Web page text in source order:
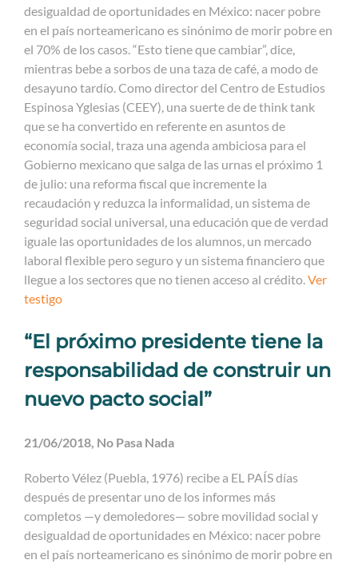
desigualdad de oportunidades en México: nacer pobre
en el país norteamericano es sinónimo de morir pobre en
el 70% de los casos. “Esto tiene que cambiar”, dice,
mientras bebe a sorbos de una taza de café, a modo de
desayuno tardío. Como director del Centro de Estudios
Espinosa Yglesias (CEEY), una suerte de de think tank
que se ha convertido en referente en asuntos de
economía social, traza una agenda ambiciosa para el
Gobierno mexicano que salga de las urnas el próximo 1
de julio: una reforma fiscal que incremente la
recaudación y reduzca la informalidad, un sistema de
seguridad social universal, una educación que de verdad
iguale las oportunidades de los alumnos, un mercado
laboral flexible pero seguro y un sistema financiero que
llegue a los sectores que no tienen acceso al crédito.Ver
testigo
“El próximo presidente tiene la
responsabilidad de construir un
nuevo pacto social”
21/06/2018, No Pasa Nada
Roberto Vélez (Puebla, 1976) recibe a EL PAÍS días
después de presentar uno de los informes más
completos —y demoledores— sobre movilidad social y
desigualdad de oportunidades en México: nacer pobre
en el país norteamericano es sinónimo de morir pobre en